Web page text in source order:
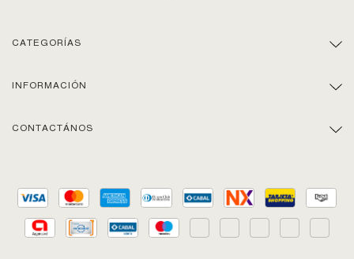
CATEGORÍAS
INFORMACIÓN
CONTACTÁNOS